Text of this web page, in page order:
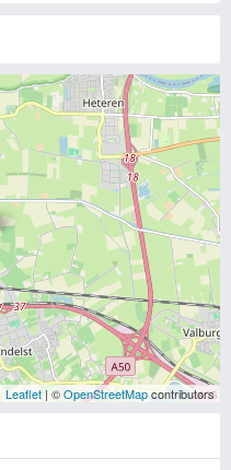
Leaflet | ©OpenStreetMapcontributors